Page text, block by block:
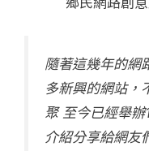
隨著這幾年的網
多新興的網站，
聚 至今已經舉
介紹分享給網友